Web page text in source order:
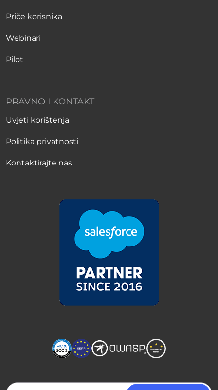
Priče korisnika
Webinari
Pilot
PRAVNO I KONTAKT
Uvjeti korištenja
Politika privatnosti
Kontaktirajte nas